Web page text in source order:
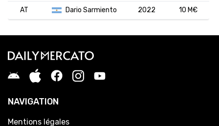
AT Dario Sarmiento 2022 10 M€
NAVIGATION
Mentions légales